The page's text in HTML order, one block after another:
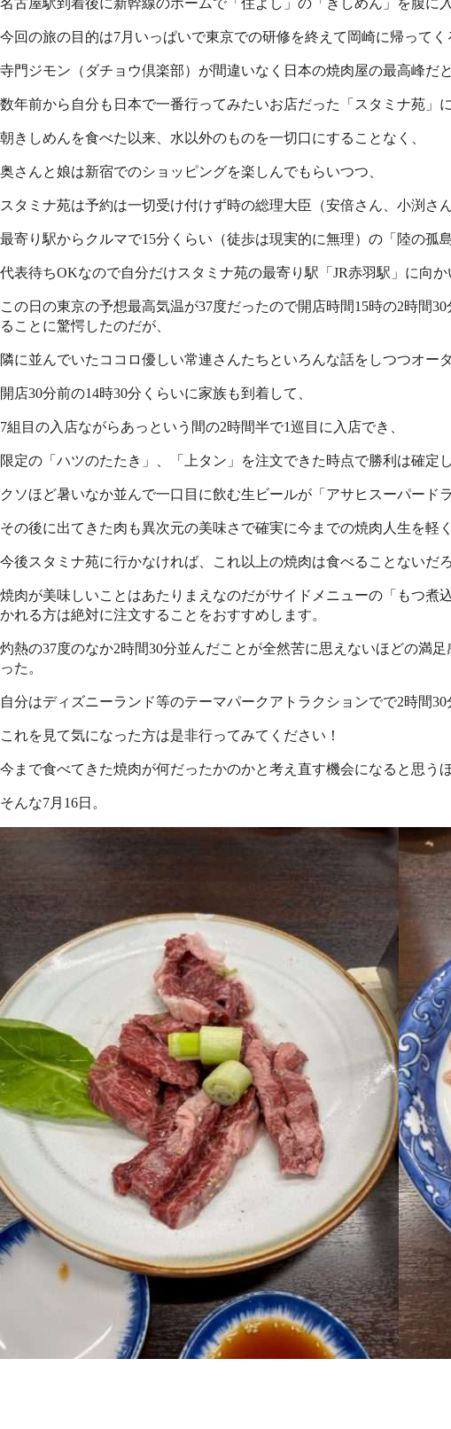
名古屋駅到着後に新幹線のホームで「住よし」の「きしめん」を腹に
今回の旅の目的は7月いっぱいで東京での研修を終えて岡崎に帰ってく
寺門ジモン（ダチョウ倶楽部）が間違いなく日本の焼肉屋の最高峰だと
数年前から自分も日本で一番行ってみたいお店だった「スタミナ苑」
朝きしめんを食べた以来、水以外のものを一切口にすることなく、
奥さんと娘は新宿でのショッピングを楽しんでもらいつつ、
スタミナ苑は予約は一切受け付けず時の総理大臣（安倍さん、小渕さ
最寄り駅からクルマで15分くらい（徒歩は現実的に無理）の「陸の孤
代表待ちOKなので自分だけスタミナ苑の最寄り駅「JR赤羽駅」に向
この日の東京の予想最高気温が37度だったので開店時間15時の2時間
ることに驚愕したのだが、
隣に並んでいたココロ優しい常連さんたちといろんな話をしつつオー
開店30分前の14時30分くらいに家族も到着して、
7組目の入店ながらあっという間の2時間半で1巡目に入店でき、
限定の「ハツのたたき」、「上タン」を注文できた時点で勝利は確定
クソほど暑いなか並んで一口目に飲む生ビールが「アサヒスーパード
その後に出てきた肉も異次元の美味さで確実に今までの焼肉人生を軽
今後スタミナ苑に行かなければ、これ以上の焼肉は食べることないだ
焼肉が美味しいことはあたりまえなのだがサイドメニューの「もつ
かれる方は絶対に注文することをおすすめします。
灼熱の37度のなか2時間30分並んだことが全然苦に思えないほどの満
った。
自分はディズニーランド等のテーマパークアトラクションでで2時間
これを見て気になった方は是非行ってみてください！
今まで食べてきた焼肉が何だったかのかと考え直す機会になると思う
そんな7月16日。